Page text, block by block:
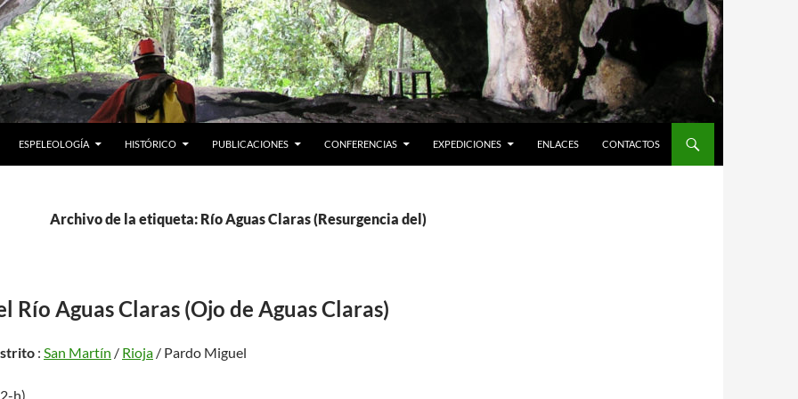
ESPELEOLOGÍA HISTÓRICO PUBLICACIONES CONFERENCIAS EXPEDICIONES ENLACES CONTACTOS
Archivo de la etiqueta: Río Aguas Claras (Resurgencia del)
Río Aguas Claras (Ojo de Aguas Claras)
: San Martín / Rioja / Pardo Miguel
h)